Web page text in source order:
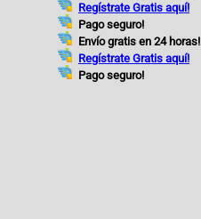
Regístrate Gratis aquí!
Pago seguro!
Envío gratis en 24 horas!
Regístrate Gratis aquí!
Pago seguro!